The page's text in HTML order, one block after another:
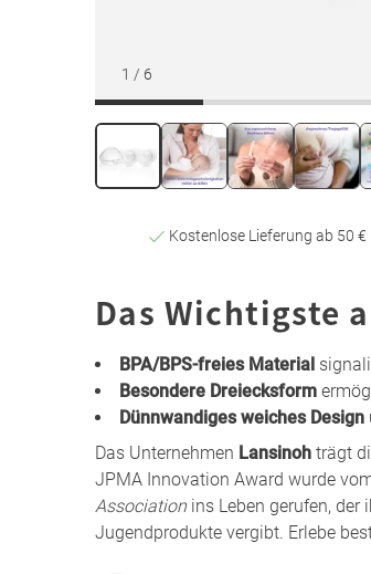
1 / 6
Kostenlose Lieferung ab 50 €
Das Wichtigste
BPA/BPS-freies Material
Besondere Dreiecksform
Dünnwandiges weiches Design
Das Unternehmen Lansinoh trägt
JPMA Innovation Award wurde
Association ins Leben gerufen,
Jugendprodukte vergibt. Erlebe